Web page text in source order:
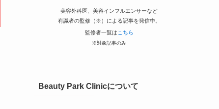
美容外科医、美容インフルエンサーなど
有識者の監修（※）による記事を発信中。
監修者一覧は こちら
※対象記事のみ
Beauty Park Clinicについて